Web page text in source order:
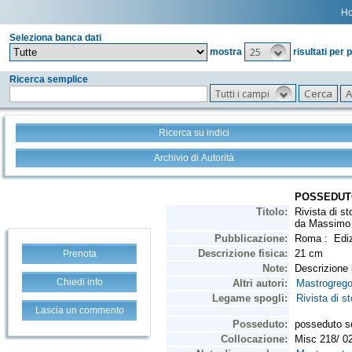
Seleziona banca dati
mostra
25 risultati per
Ricerca semplice
Tutti i campi
Ricerca su indici
Archivio di Autorità
Prenota
Chiedi info
Lascia un commento